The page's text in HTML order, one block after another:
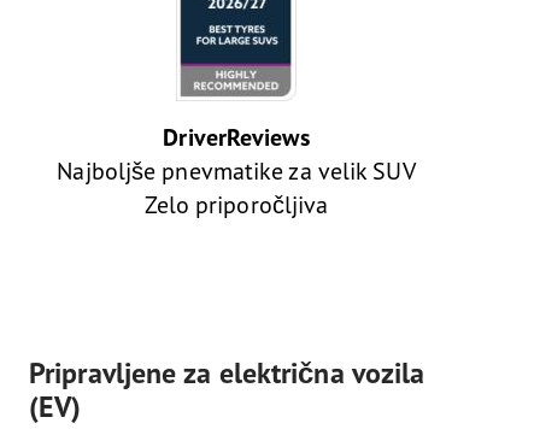
DriverReviews
Najboljše pnevmatike za velik SUV
Zelo priporočljiva
Pripravljene za električna vozila
(EV)